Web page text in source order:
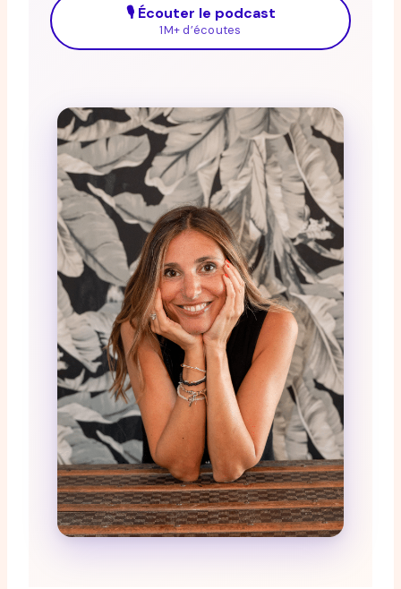
🎙 Écouter le podcast
1M+ d’écoutes